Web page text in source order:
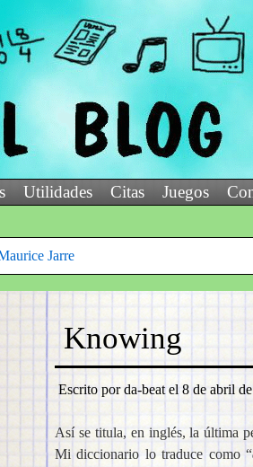
Utilidades Citas Juegos
Jarre
Knowing
Escrito por da-beat el 8 de abril
Así se titula, en inglés, la última
Mi diccionario lo traduce como “